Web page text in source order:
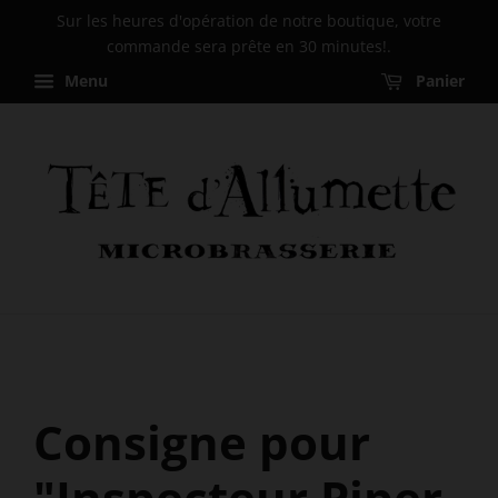
Sur les heures d'opération de notre boutique, votre
commande sera prête en 30 minutes!.
Menu
Panier
Consigne pour